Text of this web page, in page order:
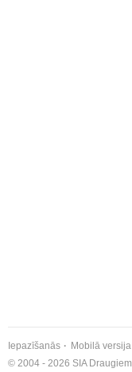
Iepazīšanās Mobilā versija
© 2004 - 2026 SIA Draugiem